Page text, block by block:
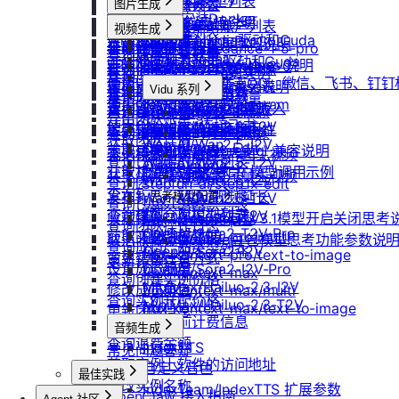
防火墙及端口设置
配置外网加速
云硬盘扩容与挂载
云存储挂载
模型库挂载
自启动
手动安装监控
无卡模式
ubuntu如何安装Docker
Windows安装Nvidia驱动和Cuda
ubuntu安装Nvidia驱动和Cuda
使用LangBot快速部署QQ、微信、飞书、钉钉
使用Clawdbot连接Telegram
使用Clawdbot连接飞书
重装实例
重置实例密码
升降配实例
获取支持的可用区信息列表
查询网络加速服务状态
检查指定规格的资源可用性
获取可用机型列表
获取机型族列表
查询软件端口映射列表
查询模型仓库模型列表
获取实例监控数据
变更实例计费方式
查询创建实例价格
查询实例升配价格
查询实例当前计费信息
查询退费金额
获取实例上软件的访问地址
修改实例名称
获取平台镜像列表
查询镜像已共享的账户列表
获取镜像标签列表
查询他人共享给自己的镜像
查询已收藏的镜像列表
查询自己发布的社区镜像
查询指定用户的社区镜像
查询镜像制作进度
共享/取消共享镜像
发布镜像到社区
收藏镜像
取消收藏镜像
更新镜像信息
扩容云盘
挂载已有云盘
查询云盘扩容价格
挂载 US3 对象存储到实例
云存储文件上传和下载
删除团队
查询成员订单列表
查询成员订单数量
查询成员未支付订单
查询成员未支付订单数量
导出团队账单
获取团队详情
查询已创建的团队列表
查询团队邀请记录
查询已加入的团队列表
查询团队操作日志
查询成员产品类型列表
设置成员额度
修改成员角色
更新团队信息
模型协议支持说明
API支持与扩展字段说明
OpenAI-Completions 说明
OpenAI-Response说明
Embeddings 向量嵌入
Gemini 快速开始
Claude (Anthropic) 兼容说明
DeepSeek-OCR 模型调用示例
思考模型配置
DeepSeek V3.1模型开启关闭思考
Doubao豆包模型思考功能参数说明
图片生成
Nano Banana
Nano Banana Pro
Nano Banana 2
gpt-image-1
gpt-image-1.5
gpt-image-2
doubao-seedream
Qwen-Image-Edit
Qwen-Image
stepfun-ai/step1x-edit
flux.1-dev
flux-kontext-pro
flux-kontext-pro/multi
flux-kontext-pro/text-to-image
flux-kontext-max
flux-kontext-max/multi
flux-kontext-max/text-to-image
视频生成
doubao-seedance-1-5-pro
doubao-seedance-2-0
Vidu 系列
Vidu/文生视频
Vidu/图生视频
Vidu/参考图生视频
Vidu/首尾帧生视频
Vidu/视频延长
Vidu/对口型
Wan-AI/Wan2.2-I2V
Wan-AI/Wan2.2-T2V
Wan-AI/Wan2.5-I2V
Wan-AI/Wan2.5-T2V
Wan-AI/Wan2.6-I2V
Wan-AI/Wan2.6-T2V
OpenAI/Sora2-T2V
OpenAI/Sora2-T2V-Pro
OpenAI/Sora2-I2V
OpenAI/Sora2-I2V-Pro
MiniMax/Hailuo-2.3-I2V
MiniMax/Hailuo-2.3-T2V
音频生成
IndexTTS
自定义音色
IndexTeam/IndexTTS 扩展参数
常见问题答疑
最佳实践